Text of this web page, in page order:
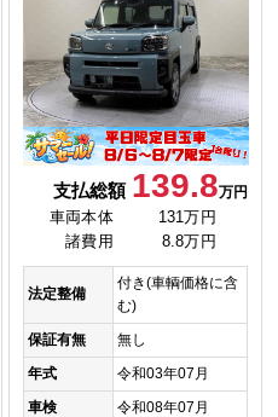
支払総額 139.8万円
車両本体
131万円
諸費用
8.8万円
法定整備
付き(車輌価格に含
む)
保証有無
無し
年式
令和03年07月
車検
令和08年07月